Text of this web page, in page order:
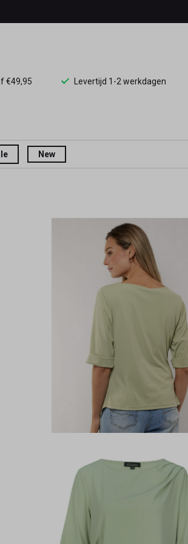
€49,95 Levertijd 1-2 werkdagen
New